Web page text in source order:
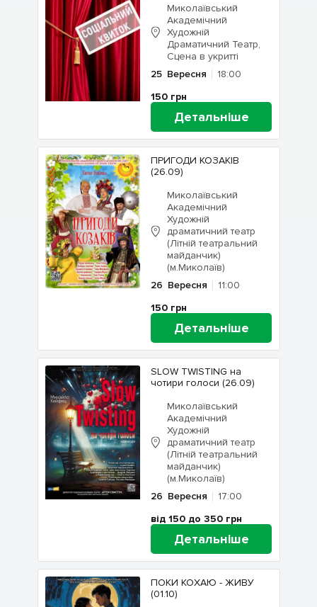
Миколаївський
Академічний
Художній
Драматичний Театр,
Сцена в укритті
25 Вересня
18:00
150 грн
Детальніше
ПРИГОДИ КОЗАКІВ
(26.09)
Миколаївський
Академічний
Художній
драматичний театр
(Літній театральний
майданчик)
(м.Миколаїв)
26 Вересня
11:00
150 грн
Детальніше
SLOW TWISTING на
чотири голоси (26.09)
Миколаївський
Академічний
Художній
драматичний театр
(Літній театральний
майданчик)
(м.Миколаїв)
26 Вересня
17:00
від 150 до 350 грн
Детальніше
ПОКИ КОХАЮ - ЖИВУ
(01.10)